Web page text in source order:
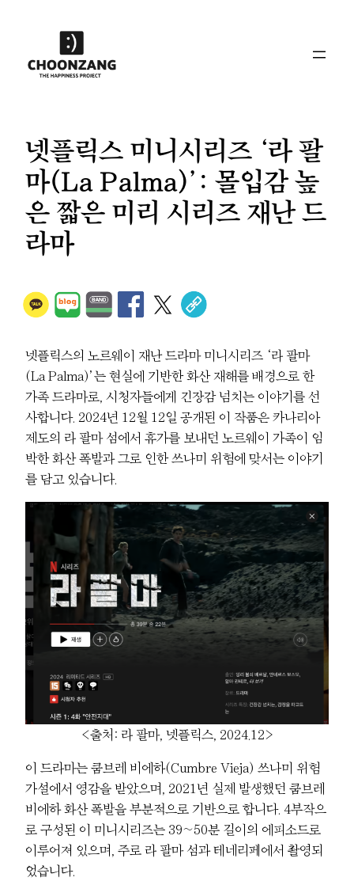
넷플릭스 미니시리즈 ‘라 팔
마(La Palma)’: 몰입감 높
은 짧은 미리 시리즈 재난 드
라마
넷플릭스의 노르웨이 재난 드라마 미니시리즈 ‘라 팔마
(La Palma)’는 현실에 기반한 화산 재해를 배경으로 한
가족 드라마로, 시청자들에게 긴장감 넘치는 이야기를 선
사합니다. 2024년 12월 12일 공개된 이 작품은 카나리아
제도의 라 팔마 섬에서 휴가를 보내던 노르웨이 가족이 임
박한 화산 폭발과 그로 인한 쓰나미 위험에 맞서는 이야기
를 담고 있습니다.
<출처: 라 팔마, 넷플릭스, 2024.12>
이 드라마는 쿰브레 비에하(Cumbre Vieja) 쓰나미 위험
가설에서 영감을 받았으며, 2021년 실제 발생했던 쿰브레
비에하 화산 폭발을 부분적으로 기반으로 합니다. 4부작으
로 구성된 이 미니시리즈는 39~50분 길이의 에피소드로
이루어져 있으며, 주로 라 팔마 섬과 테네리페에서 촬영되
었습니다.